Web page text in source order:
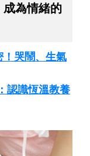
為情緒的
哭鬧、生氣
認識恆溫教養